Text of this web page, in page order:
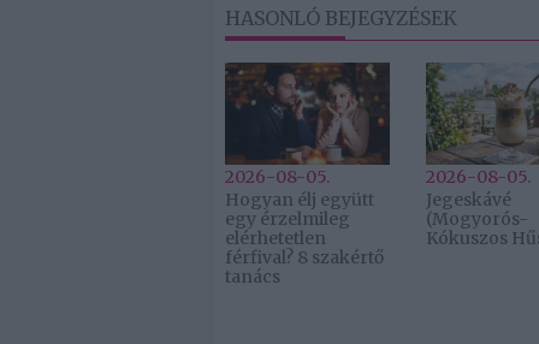
HASONLÓ BEJEGYZÉSEK
2026-08-05.
Hogyan élj együtt
egy érzelmileg
elérhetetlen
férfival? 8 szakértő
tanács
2026-08-05.
Jegeskávé
(Mogyorós-
Kókuszos